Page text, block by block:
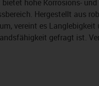
bietet hohe Korrosions-
Hergestellt aus
vereint es
gefragt ist.